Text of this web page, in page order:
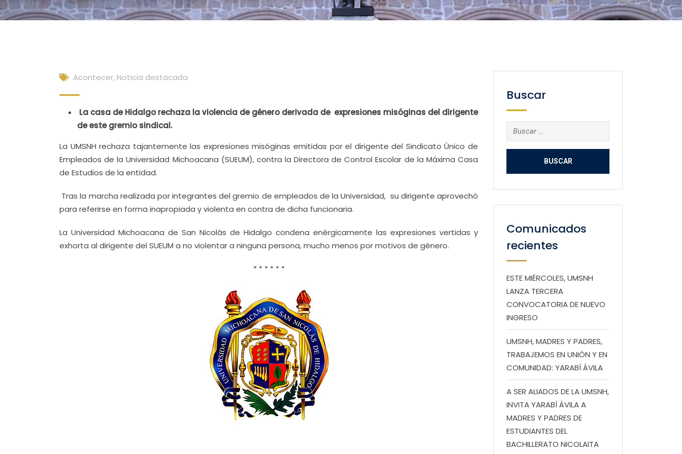
Acontecer, Noticia destacada
La casa de Hidalgo rechaza la violencia de género derivada de expresiones misóginas del dirigente
de este gremio sindical.
La UMSNH rechaza tajantemente las expresiones misóginas emitidas por el dirigente del Sindicato Único de
Empleados de la Universidad Michoacana (SUEUM), contra la Directora de Control Escolar de la Máxima Casa
de Estudios de la entidad.
Tras la marcha realizada por integrantes del gremio de empleados de la Universidad, su dirigente aprovechó
para referirse en forma inapropiada y violenta en contra de dicha funcionaria.
La Universidad Michoacana de San Nicolás de Hidalgo condena enérgicamente las expresiones vertidas y
exhorta al dirigente del SUEUM a no violentar a ninguna persona, mucho menos por motivos de género.
* * * * * *
Buscar
Buscar:
Comunicados
recientes
ESTE MIÉRCOLES, UMSNH
LANZA TERCERA
CONVOCATORIA DE NUEVO
INGRESO
UMSNH, MADRES Y PADRES,
TRABAJEMOS EN UNIÓN Y EN
COMUNIDAD: YARABÍ ÁVILA
A SER ALIADOS DE LA UMSNH,
INVITA YARABÍ ÁVILA A
MADRES Y PADRES DE
ESTUDIANTES DEL
BACHILLERATO NICOLAITA